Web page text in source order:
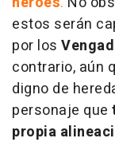
estos serán
por los
contrario, aún
digno de
personaje que
propia